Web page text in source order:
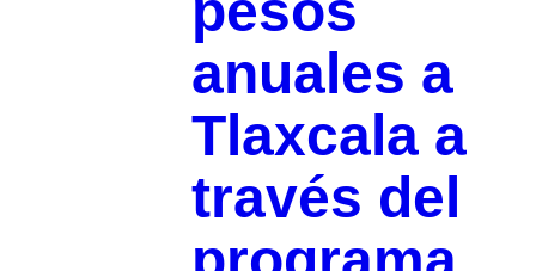
anuales a
Tlaxcala a
través del